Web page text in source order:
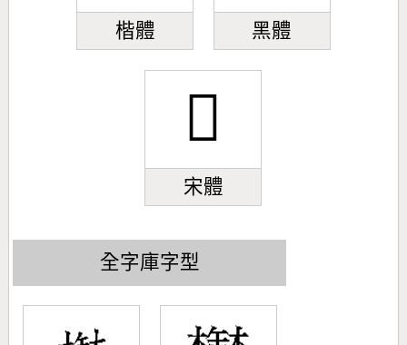
楷體 黑體
𱬤
宋體
全字庫字型